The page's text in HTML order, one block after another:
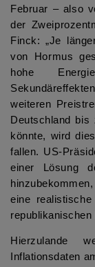
Februar – also
der
Finck: „Je
von Hormus
hohe
weiteren
Deutschland
könnte, wird
fallen. US-
einer Lösung
eine
Hierzulande
Inflationsdaten